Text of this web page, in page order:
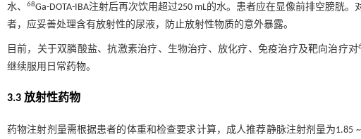
水、68Ga-DOTA-IBA注射后再次饮用超过250 mL的水。患者应在显像前排空膀胱
者，应妥善处理含有放射性的尿液，防止放射性物质的意外暴露。
目前，关于双膦酸盐、抗激素治疗、生物治疗、放化疗、免疫治疗及靶向治疗对
继续服用日常药物。
3.3 放射性药物
药物注射剂量需根据患者的体重和检查要求计算，成人推荐静脉注射剂量为1.85